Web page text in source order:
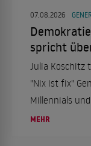
07.08.2026
spricht
Julia Koschitz
"Nix ist fix"
Millennials
MEHR